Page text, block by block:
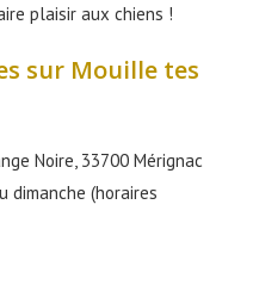
plaisir aux chiens !
sur Mouille tes
Noire, 33700 Mérignac
dimanche (horaires